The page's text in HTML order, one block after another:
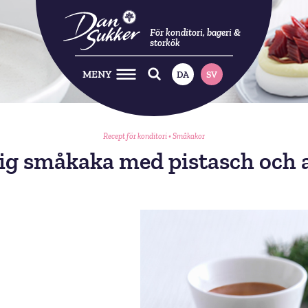
För konditori, bageri &
storkök
MENY DA SV
Recept för konditori•Småkakor
småkaka med pistasch och